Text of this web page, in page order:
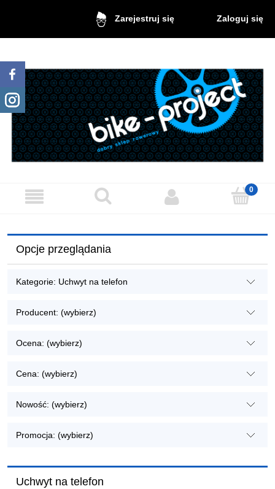
Zarejestruj się Zaloguj się
Opcje przeglądania
Kategorie: Uchwyt na telefon
Producent: (wybierz)
Ocena: (wybierz)
Cena: (wybierz)
Nowość: (wybierz)
Promocja: (wybierz)
Uchwyt na telefon